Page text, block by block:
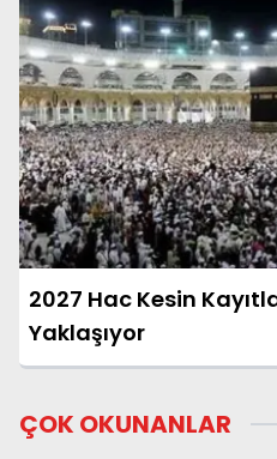
2027 Hac Kesin
Yaklaşıyor
ÇOK OKUNANLAR